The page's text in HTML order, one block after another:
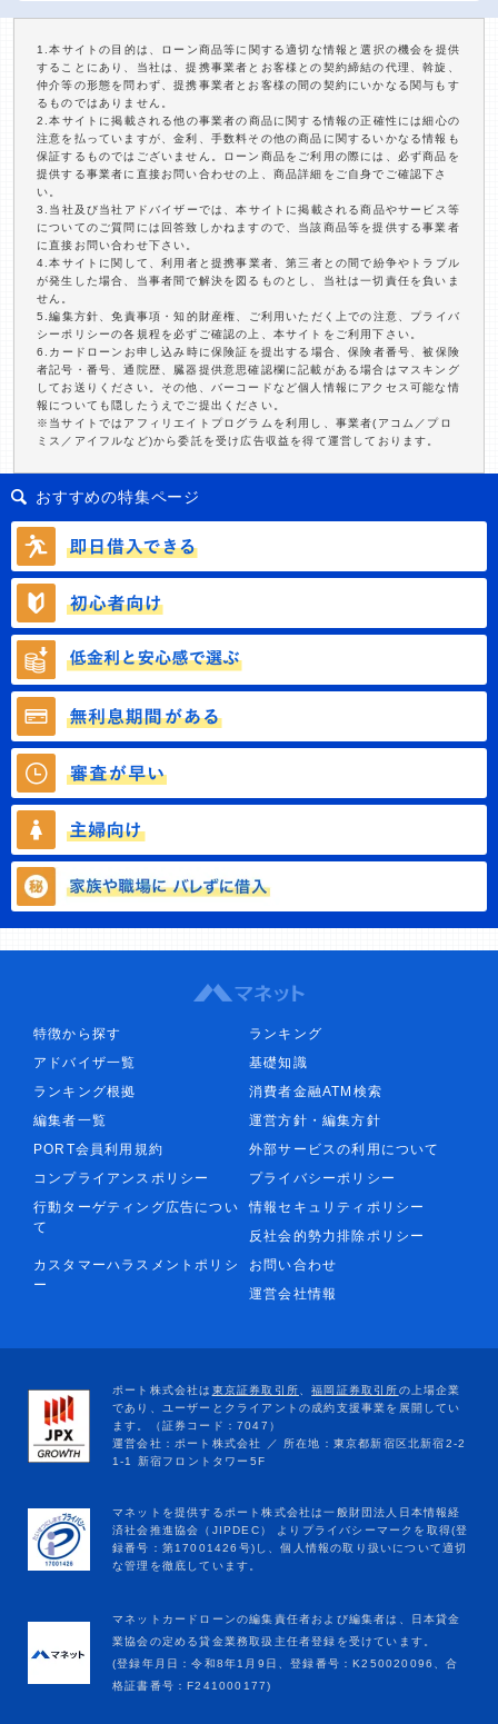
1.本サイトの目的は、ローン商品等に関する適切な情報と選択の機会を提供
することにあり、当社は、提携事業者とお客様との契約締結の代理、斡旋、
仲介等の形態を問わず、提携事業者とお客様の間の契約にいかなる関与もす
るものではありません。
2.本サイトに掲載される他の事業者の商品に関する情報の正確性には細心の
注意を払っていますが、金利、手数料その他の商品に関するいかなる情報も
保証するものではございません。ローン商品をご利用の際には、必ず商品を
提供する事業者に直接お問い合わせの上、商品詳細をご自身でご確認下さ
い。
3.当社及び当社アドバイザーでは、本サイトに掲載される商品やサービス等
についてのご質問には回答致しかねますので、当該商品等を提供する事業者
に直接お問い合わせ下さい。
4.本サイトに関して、利用者と提携事業者、第三者との間で紛争やトラブル
が発生した場合、当事者間で解決を図るものとし、当社は一切責任を負いま
せん。
5.編集方針、免責事項・知的財産権、ご利用いただく上での注意、プライバ
シーポリシーの各規程を必ずご確認の上、本サイトをご利用下さい。
6.カードローンお申し込み時に保険証を提出する場合、保険者番号、被保険
者記号・番号、通院歴、臓器提供意思確認欄に記載がある場合はマスキング
してお送りください。その他、バーコードなど個人情報にアクセス可能な情
報についても隠したうえでご提出ください。
※当サイトではアフィリエイトプログラムを利用し、事業者(アコム／プロ
ミス／アイフルなど)から委託を受け広告収益を得て運営しております。
おすすめの特集ページ
特徴から探す
ランキング
アドバイザ一覧
基礎知識
ランキング根拠
消費者金融ATM検索
編集者一覧
運営方針・編集方針
PORT会員利用規約
外部サービスの利用について
コンプライアンスポリシー
プライバシーポリシー
行動ターゲティング広告につい
て
情報セキュリティポリシー
反社会的勢力排除ポリシー
カスタマーハラスメントポリシ
ー
お問い合わせ
運営会社情報
マネットカードローンの編集責任者および編集者は、日本貸金
業協会の定める貸金業務取扱主任者登録を受けています。
(登録年月日：令和8年1月9日、登録番号：K250020096、合
格証書番号：F241000177)